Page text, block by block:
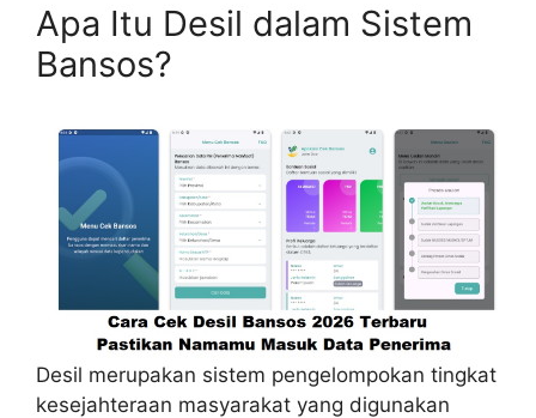
Apa Itu Desil dalam Sistem
Bansos?
Desil merupakan sistem pengelompokan tingkat
kesejahteraan masyarakat yang digunakan